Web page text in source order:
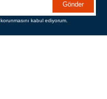
Gönder
korunmasını kabul ediyorum.